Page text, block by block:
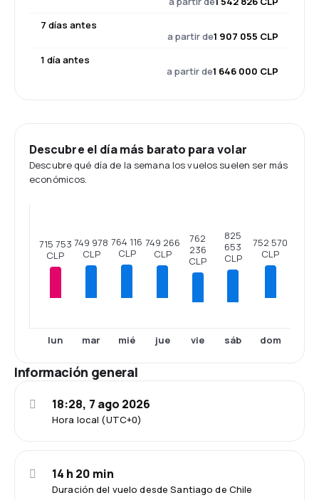
7 días antes
a partir de1 907 055 CLP
1 día antes
a partir de1 646 000 CLP
Descubre el día más barato para volar
Descubre qué día de la semana los vuelos suelen ser más
económicos.
715 753
CLP
lun
749 978
CLP
mar
764 116
CLP
mié
749 266
CLP
jue
762
236
CLP
vie
825
653
CLP
sáb
752 570
CLP
dom
Información general
Hora local (UTC+0)
18:28, 7 ago 2026
Duración del vuelo desde Santiago de Chile
14 h 20 min